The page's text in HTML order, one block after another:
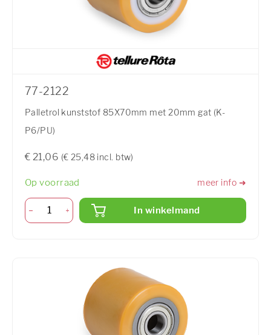
77-2122
Palletrol kunststof 85X70mm met 20mm gat (K-
P6/PU)
€ 21,06 (€ 25,48 incl. btw)
Op voorraad meer info ➜
In winkelmand